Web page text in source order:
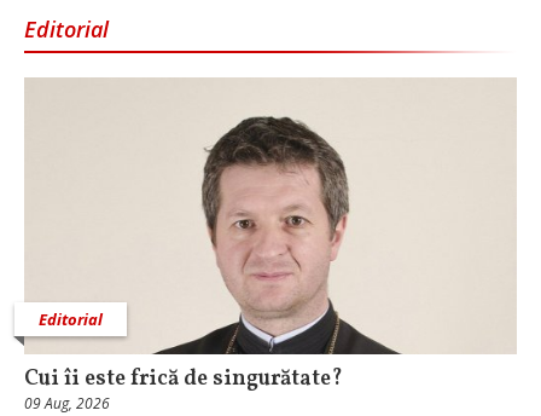
Editorial
Editorial
Cui îi este frică de singurătate?
09 Aug, 2026